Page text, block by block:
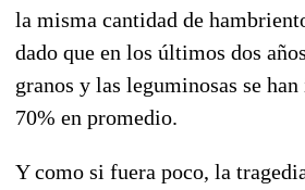
la misma cantidad de
dado que en los últimos dos
granos y las leguminosas se
70% en promedio.
Y como si fuera poco, la